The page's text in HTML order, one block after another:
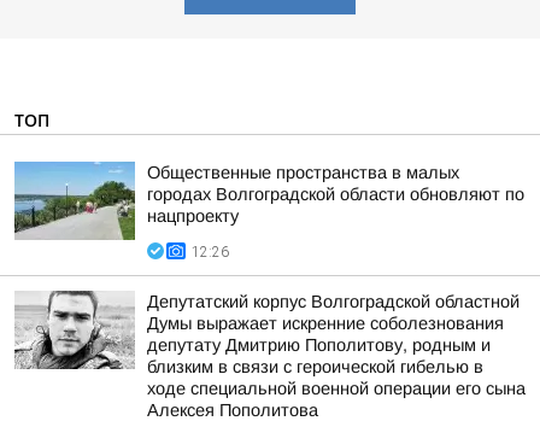
ТОП
Общественные пространства в малых
городах Волгоградской области обновляют по
нацпроекту
12:26
Депутатский корпус Волгоградской областной
Думы выражает искренние соболезнования
депутату Дмитрию Пополитову, родным и
близким в связи с героической гибелью в
ходе специальной военной операции его сына
Алексея Пополитова